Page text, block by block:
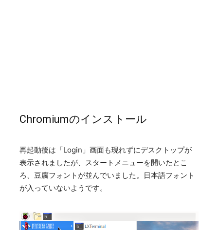
Chromiumのインストール
再起動後は「Login」画面も現れずにデスクトップが
表示されましたが、スタートメニューを開いたとこ
ろ、豆腐フォントが並んでいました。日本語フォント
が入っていないようです。